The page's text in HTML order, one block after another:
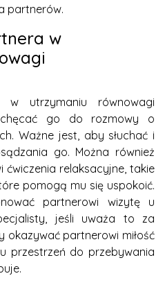
partnerów.
w
utrzymaniu równowagi
go do rozmowy o
Ważne jest, aby słuchać i
go. Można również
relaksacyjne, takie
pomogą mu się uspokoić.
partnerowi wizytę u
jeśli uważa to za
okazywać partnerowi miłość
przestrzeń do przebywania